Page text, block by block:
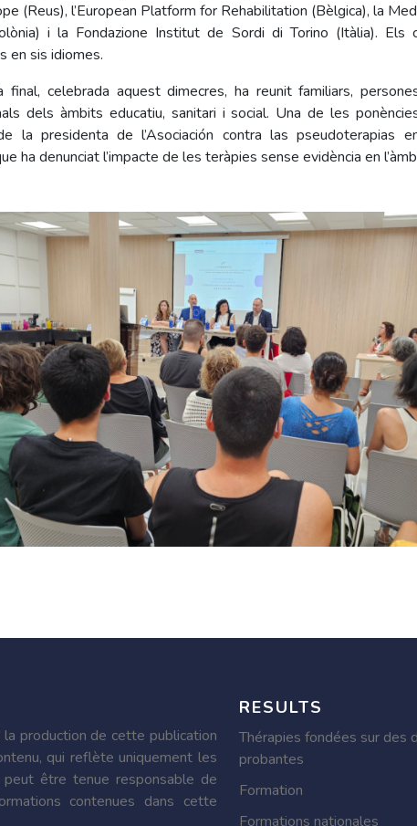
(Reus), l’European Platform for Rehabilitation (Bèlgica), la
i la Fondazione Institut de Sordi di Torino (Itàlia). Els
en sis idiomes.
final, celebrada aquest dimecres, ha reunit familiars,
dels àmbits educatiu, sanitari i social. Una de les
la presidenta de l’Asociación contra las pseudoterapias
ha denunciat l’impacte de les teràpies sense evidència en
production de cette publication
qui reflète uniquement les
être tenue responsable de
contenues dans cette
RESULTS
Thérapies fondées sur des
probantes
Formation
Formations nationales